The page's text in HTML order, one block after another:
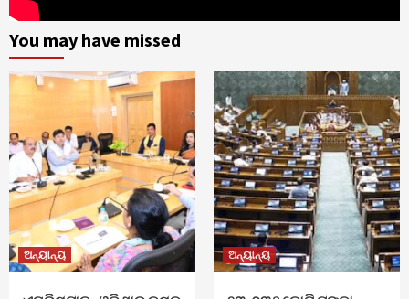
You may have missed
ଅନ୍ୟାନ୍ୟ ଅନ୍ୟାନ୍ୟ